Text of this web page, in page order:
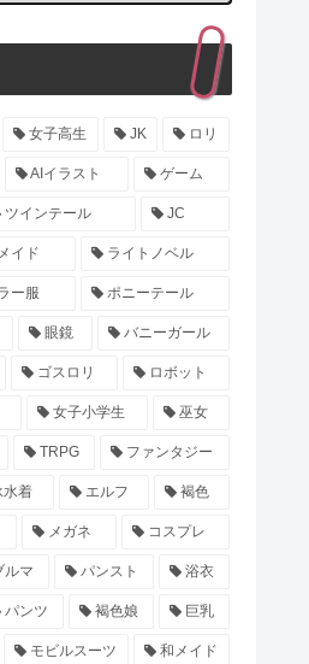
女子高生 JK ロリ
AIイラスト ゲーム
ツインテール JC
メイド ライトノベル
ー服 ポニーテール
眼鏡 バニーガール
ゴスロリ ロボット
女子小学生 巫女
TRPG ファンタジー
水着 エルフ 褐色
メガネ コスプレ
ルマ パンスト 浴衣
パンツ 褐色娘 巨乳
モビルスーツ 和メイド